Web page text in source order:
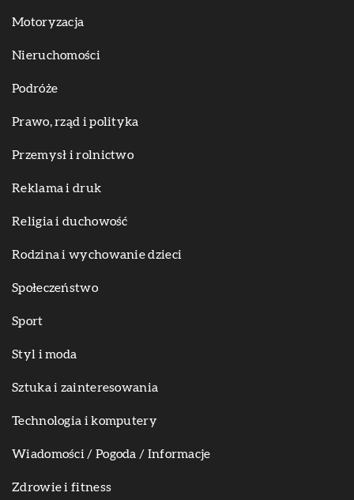
Motoryzacja
Nieruchomości
Podróże
Prawo, rząd i polityka
Przemysł i rolnictwo
Reklama i druk
Religia i duchowość
Rodzina i wychowanie dzieci
Społeczeństwo
Sport
Styl i moda
Sztuka i zainteresowania
Technologia i komputery
Wiadomości / Pogoda / Informacje
Zdrowie i fitness